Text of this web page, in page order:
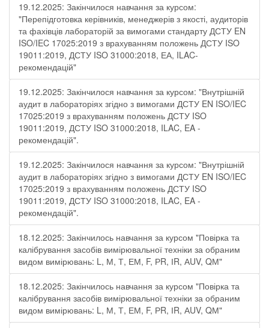
19.12.2025: Закінчилося навчання за курсом:
"Перепідготовка керівників, менеджерів з якості, аудиторів
та фахівців лабораторій за вимогами стандарту ДСТУ EN
ISO/IEC 17025:2019 з врахуванням положень ДСТУ ISO
19011:2019, ДСТУ ISO 31000:2018, ЕА, ILAC-
рекомендацій"
19.12.2025: Закінчилося навчання за курсом: "Внутрішній
аудит в лабораторіях згідно з вимогами ДСТУ EN ISO/IEC
17025:2019 з врахуванням положень ДСТУ ISO
19011:2019, ДСТУ ISO 31000:2018, ILAC, EA -
рекомендацій".
19.12.2025: Закінчилося навчання за курсом: "Внутрішній
аудит в лабораторіях згідно з вимогами ДСТУ EN ISO/IEC
17025:2019 з врахуванням положень ДСТУ ISO
19011:2019, ДСТУ ISO 31000:2018, ILAC, EA -
рекомендацій".
18.12.2025: Закінчилось навчання за курсом "Повірка та
калібрування засобів вимірювальної техніки за обраним
видом вимірювань: L, М, Т, ЕМ, F, РR, ІR, АUV, QМ"
18.12.2025: Закінчилось навчання за курсом "Повірка та
калібрування засобів вимірювальної техніки за обраним
видом вимірювань: L, М, Т, ЕМ, F, РR, ІR, АUV, QМ"